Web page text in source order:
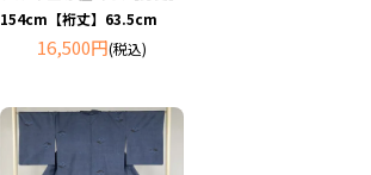
154cm【裄丈】63.5cm
16,500円(税込)